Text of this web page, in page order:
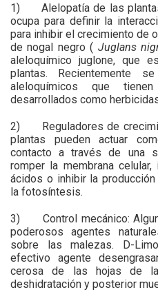
1) Alelopatía de las
ocupa para definir la
para inhibir el crecimiento de
de nogal negro ( Juglans
aleloquímico juglone, que
plantas. Recientemente
aleloquímicos que
desarrollados como
2) Reguladores de
plantas pueden actuar
contacto a través de una
romper la membrana
ácidos o inhibir la
la fotosíntesis.
3) Control mecánico:
poderosos agentes
sobre las malezas. D-
efectivo agente
cerosa de las hojas de
deshidratación y posterior